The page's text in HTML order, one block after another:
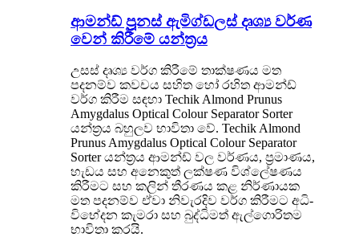
ආමන්ඩ් ප්‍රූනස් ඇමිග්ඩලස් දෘශ්‍ය වර්ණ
වෙන් කිරීමේ යන්ත්‍රය
උසස් දෘශ්‍ය වර්ග කිරීමේ තාක්ෂණය මත
පදනම්ව කවචය සහිත හෝ රහිත ආමන්ඩ්
වර්ග කිරීම සඳහා Techik Almond Prunus
Amygdalus Optical Colour Separator Sorter
යන්ත්‍රය බහුලව භාවිතා වේ. Techik Almond
Prunus Amygdalus Optical Colour Separator
Sorter යන්ත්‍රය ආමන්ඩ් වල වර්ණය, ප්‍රමාණය,
හැඩය සහ අනෙකුත් ලක්ෂණ විශ්ලේෂණය
කිරීමට සහ කලින් තීරණය කළ නිර්ණායක
මත පදනම්ව ඒවා නිවැරදිව වර්ග කිරීමට අධි-
විභේදන කැමරා සහ බුද්ධිමත් ඇල්ගොරිතම
භාවිතා කරයි.